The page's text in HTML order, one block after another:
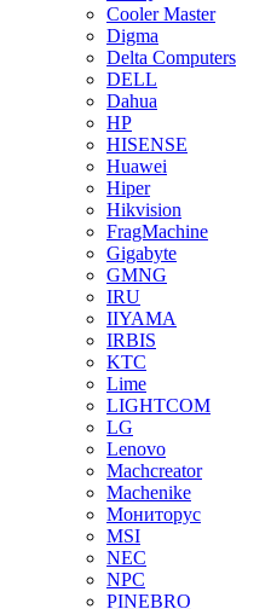
Cooler Master
Digma
Delta Computers
DELL
Dahua
HP
HISENSE
Huawei
Hiper
Hikvision
FragMachine
Gigabyte
GMNG
IRU
IIYAMA
IRBIS
KTC
Lime
LIGHTCOM
LG
Lenovo
Machcreator
Machenike
Мониторус
MSI
NEC
NPC
PINEBRO